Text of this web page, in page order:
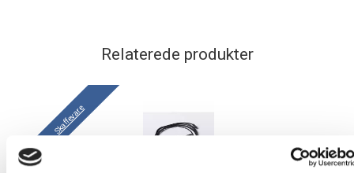
Relaterede produkter
Skaffevare